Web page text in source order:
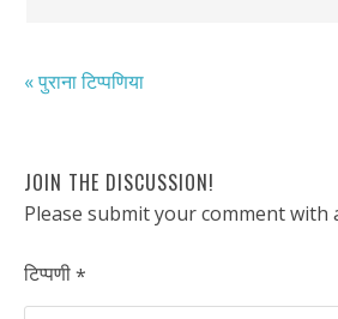
« पुराना टिप्पणिया
JOIN THE DISCUSSION!
Please submit your comment with
टिप्पणी*